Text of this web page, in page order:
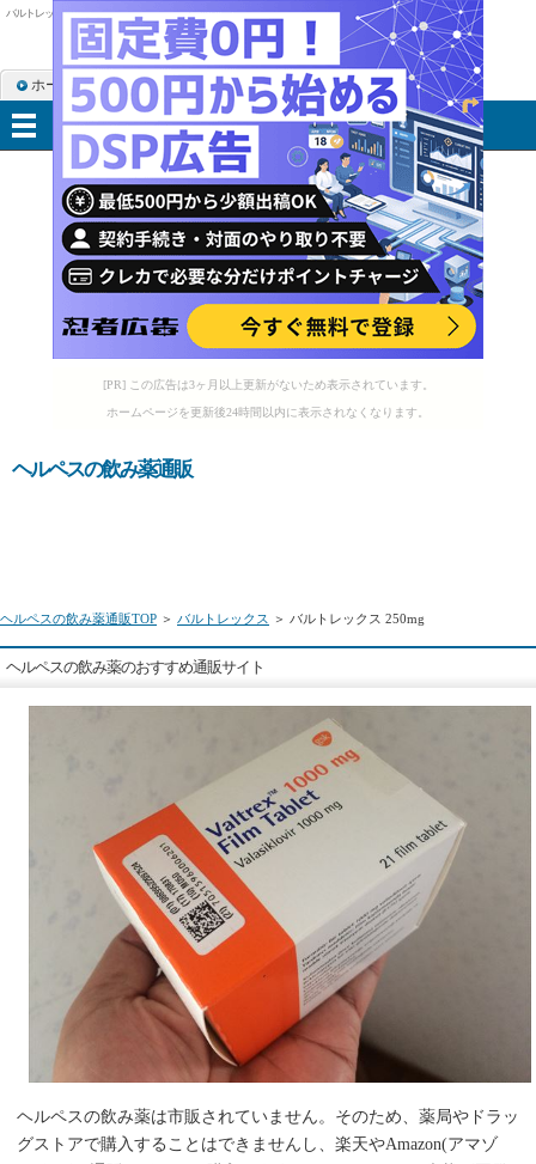
[PR] この広告は3ヶ月以上更新がないため表示されています。
ホームページを更新後24時間以内に表示されなくなります。
バルトレックス 250mg
ヘルペスの飲み薬通販
ヘルペスの飲み薬通販TOP ＞ バルトレックス ＞ バルトレックス 250mg
ヘルペスの飲み薬のおすすめ通販サイト
ヘルペスの飲み薬は市販されていません。そのため、薬局やドラッ
グストアで購入することはできませんし、楽天やAmazon(アマゾ
ホーム RSS購読 サイトマップ
メニュー